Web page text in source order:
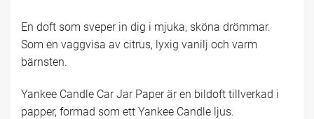
En doft som sveper in dig i mjuka, sköna drömmar.
Som en vaggvisa av citrus, lyxig vanilj och varm
bärnsten.
Yankee Candle Car Jar Paper är en bildoft tillverkad i
papper, formad som ett Yankee Candle ljus.